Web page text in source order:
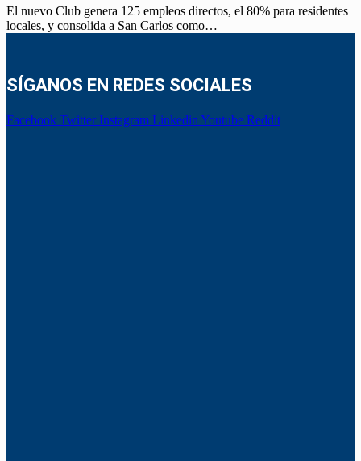
El nuevo Club genera 125 empleos directos, el 80% para residentes
locales, y consolida a San Carlos como…
SÍGANOS EN REDES SOCIALES
Facebook Twitter Instagram Linkedin Youtube Reddit